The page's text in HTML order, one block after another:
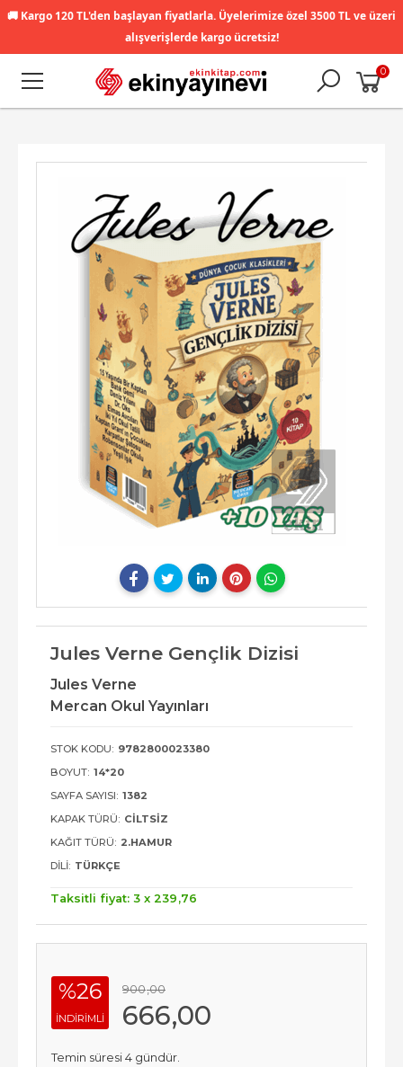
🚚 Kargo 120 TL'den başlayan fiyatlarla. Üyelerimize özel 3500 TL ve üzeri
alışverişlerde kargo ücretsiz!
0
Jules Verne Gençlik Dizisi
Jules Verne
Mercan Okul Yayınları
STOK KODU: 9782800023380
BOYUT: 14*20
SAYFA SAYISI: 1382
KAPAK TÜRÜ: CILTSIZ
KAĞIT TÜRÜ: 2.HAMUR
DILI: TÜRKÇE
Taksitli fiyat: 3 x 239 ,76
%26
INDIRIMLI
900,00
666,00
Temin süresi 4 gündür.